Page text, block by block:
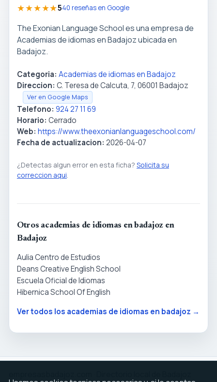
★★★★★540 reseñas en Google
The Exonian Language School es una empresa de
Academias de idiomas en Badajoz ubicada en
Badajoz.
Categoria: Academias de idiomas en Badajoz
Direccion: C. Teresa de Calcuta, 7, 06001 Badajoz
Ver en Google Maps
Telefono: 924 27 11 69
Horario: Cerrado
Web: https://www.theexonianlanguageschool.com/
Fecha de actualizacion: 2026-04-07
¿Detectas algun error en esta ficha? Solicita su
correccion aqui
Otros academias de idiomas en badajoz en
Badajoz
Aulia Centro de Estudios
Deans Creative English School
Escuela Oficial de Idiomas
Hibernica School Of English
Ver todos los academias de idiomas en badajoz →